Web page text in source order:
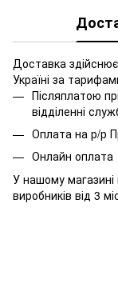
Доставка
Україні за
Післяплатою
відділенні
Оплата на р/р
Онлайн оплата
У нашому магазині
виробників від 3